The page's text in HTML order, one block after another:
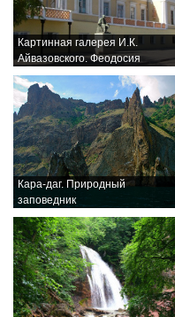
Картинная галерея И.К.
Айвазовского. Феодосия
Кара-даг. Природный
заповедник